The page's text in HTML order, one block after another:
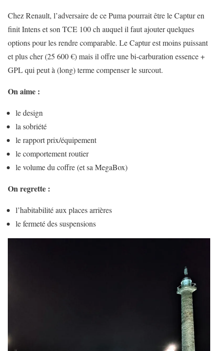
Chez Renault, l’adversaire de ce Puma pourrait être le Captur en
finit Intens et son TCE 100 ch auquel il faut ajouter quelques
options pour les rendre comparable. Le Captur est moins puissant
et plus cher (25 600 €) mais il offre une bi-carburation essence +
GPL qui peut à (long) terme compenser le surcout.
On aime :
le design
la sobriété
le rapport prix/équipement
le comportement routier
le volume du coffre (et sa MegaBox)
On regrette :
l’habitabilité aux places arrières
le fermeté des suspensions